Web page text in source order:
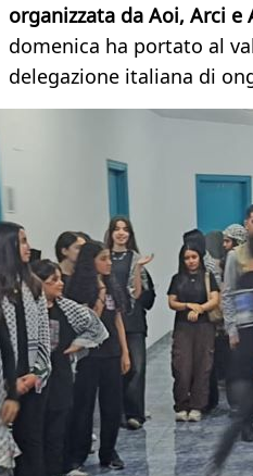
organizzata da Aoi, Arci e
domenica ha portato al
delegazione italiana di